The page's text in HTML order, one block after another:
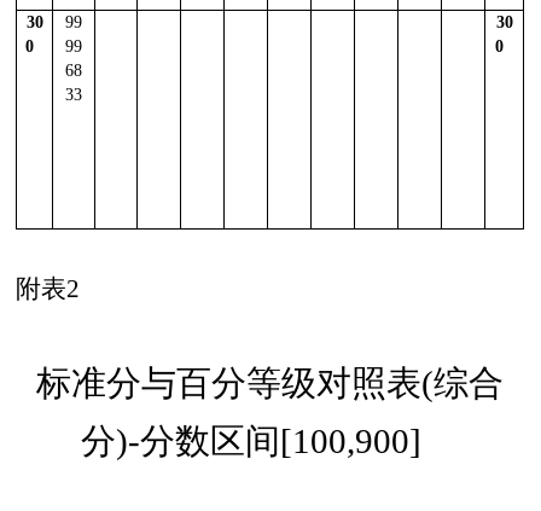
30
0
99
99
68
33
30
0
附表2
标准分与百分等级对照表(综合
分)-分数区间[100,900]